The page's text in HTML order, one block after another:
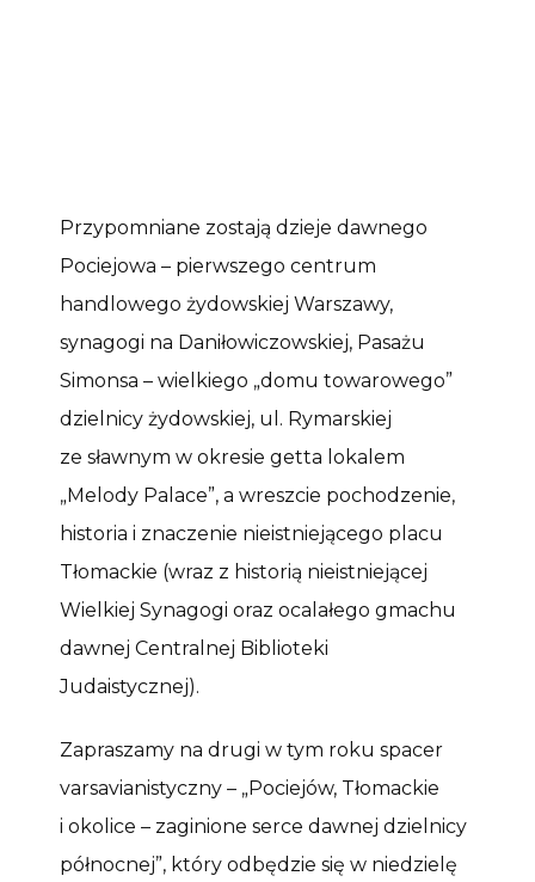
Przypomniane zostają dzieje dawnego
Pociejowa – pierwszego centrum
handlowego żydowskiej Warszawy,
synagogi na Daniłowiczowskiej, Pasażu
Simonsa – wielkiego „domu towarowego”
dzielnicy żydowskiej, ul. Rymarskiej
ze sławnym w okresie getta lokalem
„Melody Palace”, a wreszcie pochodzenie,
historia i znaczenie nieistniejącego placu
Tłomackie (wraz z historią nieistniejącej
Wielkiej Synagogi oraz ocalałego gmachu
dawnej Centralnej Biblioteki
Judaistycznej).
Zapraszamy na drugi w tym roku spacer
varsavianistyczny – „Pociejów, Tłomackie
i okolice – zaginione serce dawnej dzielnicy
północnej”, który odbędzie się w niedzielę